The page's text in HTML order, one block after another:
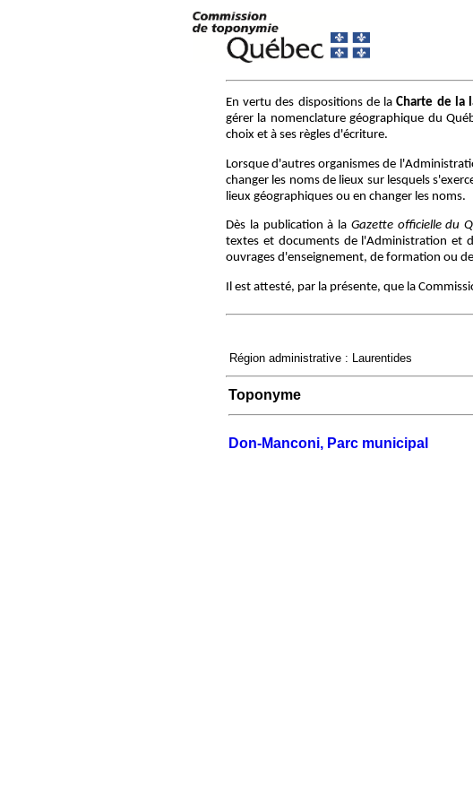
En vertu des dispositions de laCharte de la
gérer la nomenclature géographique du
choix et à ses règles d'écriture.
Lorsque d'autres organismes de
changer les noms de lieux sur lesquels
lieux géographiques ou en changer les noms.
Dès la publication à la Gazette officielle du
textes et documents de l'Administration et
ouvrages d'enseignement, de formation ou
Il est attesté, par la présente, que la
Région administrative : Laurentides
Toponyme
Don-Manconi, Parc municipal